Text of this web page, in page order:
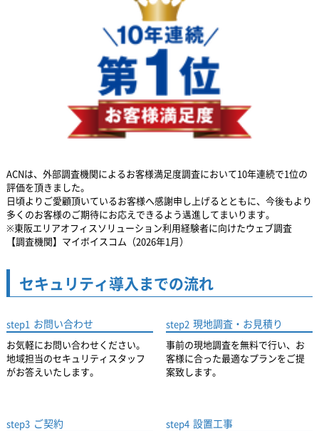
ACNは、外部調査機関によるお客様満足度調査において10年連続で1位の
評価を頂きました。
日頃よりご愛顧頂いているお客様へ感謝申し上げるとともに、 今後もより
多くのお客様のご期待にお応えできるよう邁進してまいります。
※東阪エリアオフィスソリューション利用経験者に向けたウェブ調査
【調査機関】マイボイスコム（2026年1月）
セキュリティ導入までの流れ
step1 お問い合わせ
お気軽にお問い合わせください。
地域担当のセキュリティスタッフ
がお答えいたします。
step2 現地調査・お見積り
事前の現地調査を無料で行い、お
客様に合った最適なプランをご提
案致します。
step3 ご契約 step4 設置工事